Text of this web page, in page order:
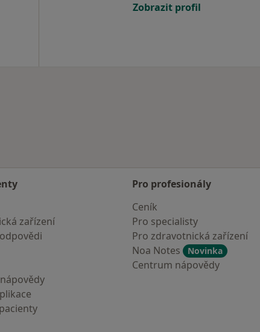
Zobrazit profil
zařízení
Pro profesionály
Ceník
Pro specialisty
Pro zdravotnická zařízení
Noa Notes
Novinka
Centrum nápovědy